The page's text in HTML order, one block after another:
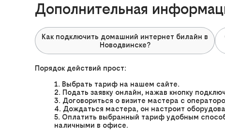
Дополнительная
Как подключить домашний интернет билайн в
Новодвинске?
Порядок действий прост:
Выбрать тариф на нашем сайте.
Подать заявку онлайн, нажав кнопку
Договориться о визите мастера с
Дождаться мастера, он настроит
Оплатить выбранный тариф удобным
наличными в офисе.